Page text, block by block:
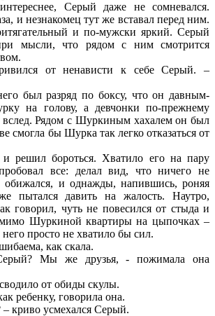
Серый даже не сомневался.
и незнакомец тут же вставал перед ним.
и по-мужски яркий. Серый
мысли, что рядом с ним смотрится
от ненависти к себе Серый. –
был разряд по боксу, что он давным-
на голову, а девчонки по-прежнему
вслед. Рядом с Шуркиным хахалем он был
смогла бы Шурка так легко отказаться от
решил бороться. Хватило его на пару
все: делал вид, что ничего не
обижался, и однажды, напившись, роняя
пытался давить на жалость. Наутро,
говорил, чуть не повесился от стыда и
Шуркиной квартиры на цыпочках –
него просто не хватило бы сил.
как скала.
Мы же друзья, - пожимала она
от обиды скулы.
ребенку, говорила она.
криво усмехался Серый.